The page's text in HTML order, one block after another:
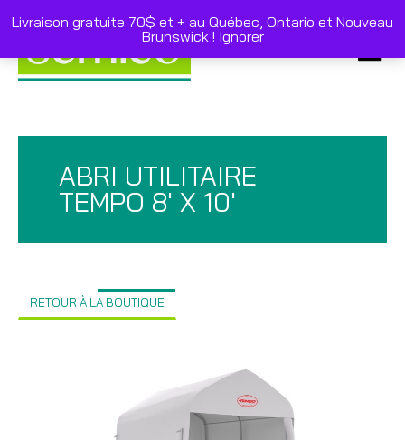
to
ABRI UTILITAIRE
TEMPO 8′ X 10′
RETOUR À LA BOUTIQUE
Livraison gratuite 70$ et + au Québec, Ontario et Nouveau
Brunswick ! Ignorer